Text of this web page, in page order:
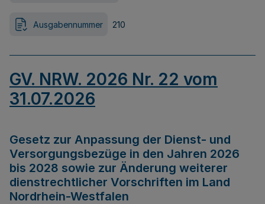
Ausgabennummer 210
GV. NRW. 2026 Nr. 22 vom
31.07.2026
Gesetz zur Anpassung der Dienst- und
Versorgungsbezüge in den Jahren 2026
bis 2028 sowie zur Änderung weiterer
dienstrechtlicher Vorschriften im Land
Nordrhein-Westfalen